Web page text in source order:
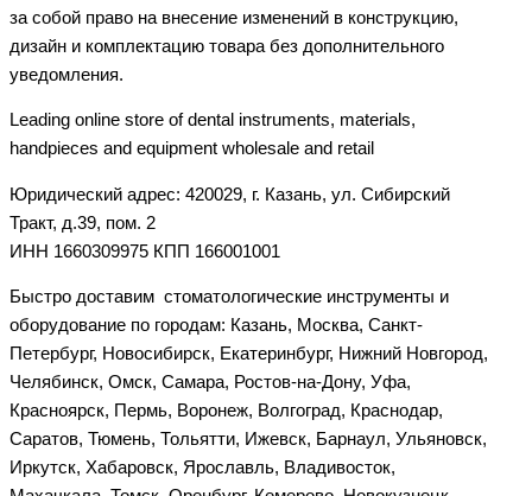
за собой право на внесение изменений в конструкцию,
дизайн и комплектацию товара без дополнительного
уведомления.
Leading online store of dental instruments, materials,
handpieces and equipment wholesale and retail
Юридический адрес: 420029, г. Казань, ул. Сибирский
Тракт, д.39, пом. 2
ИНН 1660309975 КПП 166001001
Быстро доставим стоматологические инструменты и
оборудование по городам: Казань, Москва, Санкт-
Петербург, Новосибирск, Екатеринбург, Нижний Новгород,
Челябинск, Омск, Самара, Ростов-на-Дону, Уфа,
Красноярск, Пермь, Воронеж, Волгоград, Краснодар,
Саратов, Тюмень, Тольятти, Ижевск, Барнаул, Ульяновск,
Иркутск, Хабаровск, Ярославль, Владивосток,